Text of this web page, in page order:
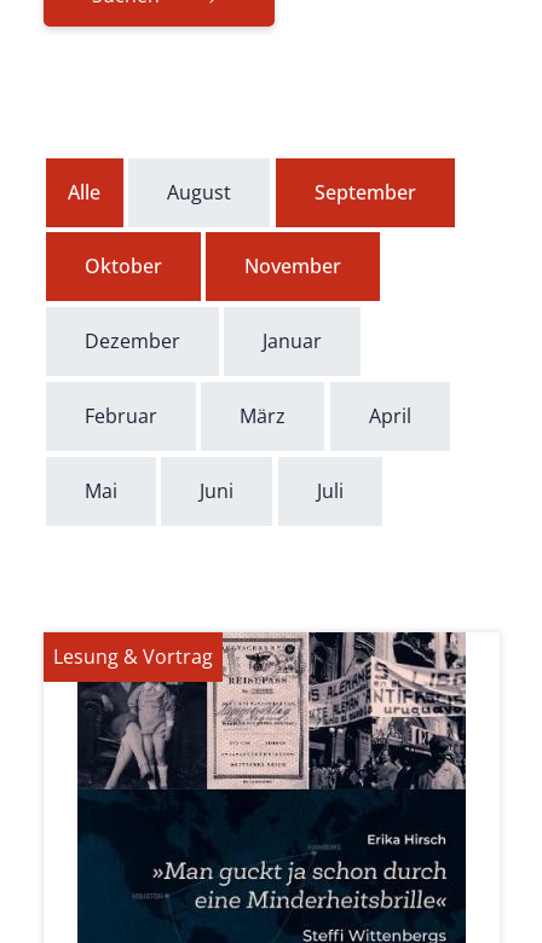
Alle August September
Oktober November
Dezember Januar
Februar März April
Mai Juni Juli
Lesung & Vortrag